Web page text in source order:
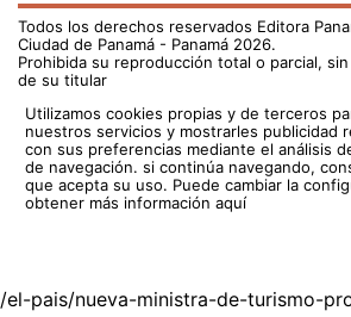
Todos los derechos reservados Editora
Ciudad de Panamá - Panamá 2026.
Prohibida su reproducción total o parcial,
de su titular
Utilizamos cookies propias y de terceros
nuestros servicios y mostrarles publicidad
con sus preferencias mediante el análisis
de navegación. si continúa navegando,
que acepta su uso. Puede cambiar la
obtener más información aquí
/el-pais/nueva-ministra-de-turismo-